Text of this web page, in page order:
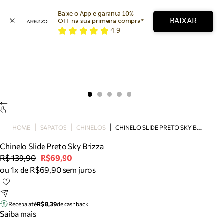
Bolsa
Tamanco
Tênis
Mule
Tire dúvidas sobre pedidos, devoluções e mais.
Baixe o App e garanta 10%
OFF na sua primeira compra*
4,9
BAIXAR
HOME SAPATOS CHINELOS C
HINELO SLIDE PRETO SKY BRIZZA
Chinelo Slide Preto Sky Brizza
R$ 139,90 R$69,90
ou 1x de R$69,90 sem juros
Receba atéR$ 8,39de cashback
Saiba mais